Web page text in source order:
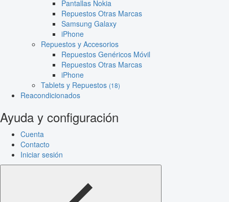
Pantallas Nokia
Repuestos Otras Marcas
Samsung Galaxy
iPhone
Repuestos y Accesorios
Repuestos Genéricos Móvil
Repuestos Otras Marcas
iPhone
Tablets y Repuestos (18)
Reacondicionados
Ayuda y configuración
Cuenta
Contacto
Iniciar sesión